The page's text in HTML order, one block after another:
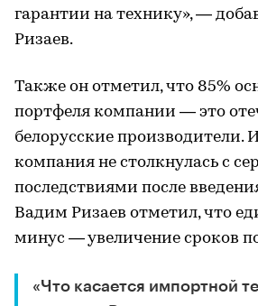
гарантии на технику», —
Ризаев.
Также он отметил, что 85%
портфеля компании — это
белорусские производители.
компания не столкнулась с
последствиями после
Вадим Ризаев отметил, что
минус — увеличение сроков
«Что касается импортной